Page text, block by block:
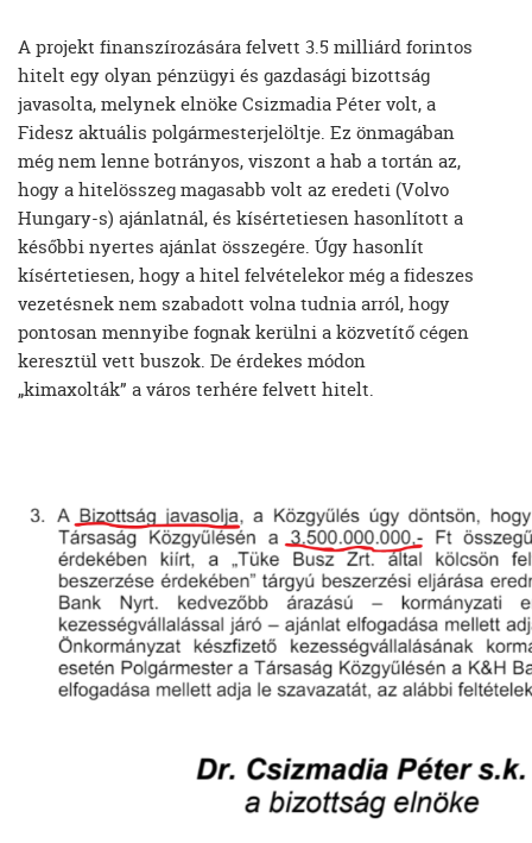
A projekt finanszírozására felvett 3.5 milliárd forintos
hitelt egy olyan pénzügyi és gazdasági bizottság
javasolta, melynek elnöke Csizmadia Péter volt, a
Fidesz aktuális polgármesterjelöltje. Ez önmagában
még nem lenne botrányos, viszont a hab a tortán az,
hogy a hitelösszeg magasabb volt az eredeti (Volvo
Hungary-s) ajánlatnál, és kísértetiesen hasonlított a
későbbi nyertes ajánlat összegére. Úgy hasonlít
kísértetiesen, hogy a hitel felvételekor még a fideszes
vezetésnek nem szabadott volna tudnia arról, hogy
pontosan mennyibe fognak kerülni a közvetítő cégen
keresztül vett buszok. De érdekes módon
„kimaxolták” a város terhére felvett hitelt.